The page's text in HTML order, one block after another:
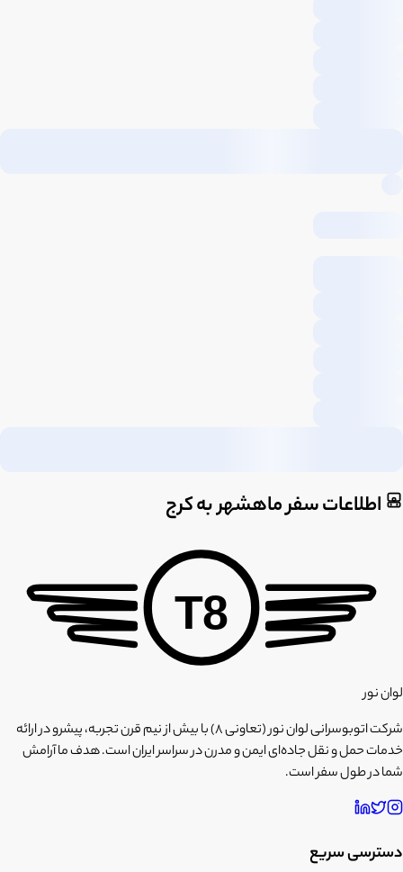
اطلاعات سفر ماهشهر به کرج
T8
لوان نور
شرکت اتوبوسرانی لوان نور (تعاونی ۸) با بیش از نیم قرن تجربه، پیشرو در ارائه
خدمات حمل و نقل جاده‌ای ایمن و مدرن در سراسر ایران است. هدف ما آرامش
شما در طول سفر است.
دسترسی سریع